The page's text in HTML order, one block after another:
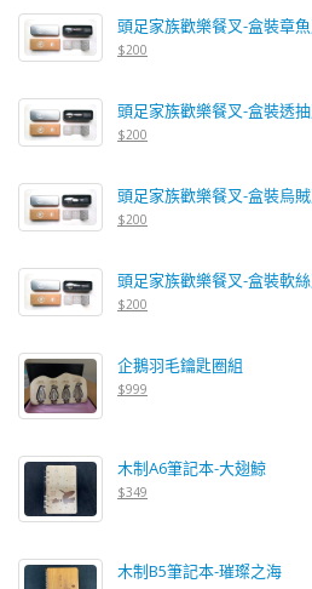
頭足家族歡樂餐叉-盒裝章
$200
頭足家族歡樂餐叉-盒裝透
$200
頭足家族歡樂餐叉-盒裝烏
$200
頭足家族歡樂餐叉-盒裝軟
$200
企鵝羽毛鑰匙圈組
$999
木制A6筆記本-大翅鯨
$349
木制B5筆記本-璀璨之海